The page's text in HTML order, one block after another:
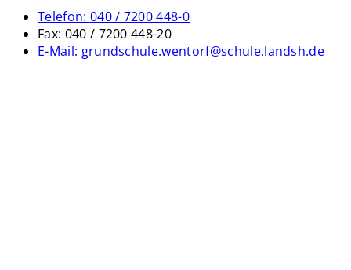
Telefon: 040 / 7200 448-0
Fax: 040 / 7200 448-20
E-Mail: grundschule.wentorf@schule.landsh.de